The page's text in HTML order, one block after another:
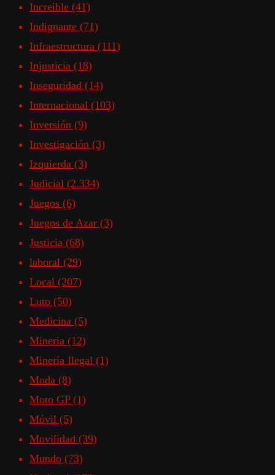
Increible (41)
Indignante (71)
Infraestructura (111)
Injusticia (18)
Inseguridad (14)
Internacional (103)
Inversión (9)
Investigación (3)
Izquierda (3)
Judicial (2.334)
Juegos (6)
Juegos de Azar (3)
Justicia (68)
laboral (29)
Local (207)
Luto (50)
Medicina (5)
Mineria (12)
Minería Ilegal (1)
Moda (8)
Moto GP (1)
Móvil (5)
Movilidad (39)
Mundo (73)